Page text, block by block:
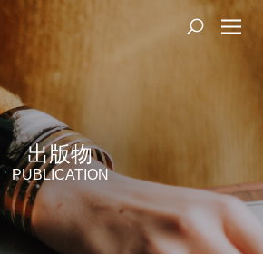
出版物
PUBLICATION